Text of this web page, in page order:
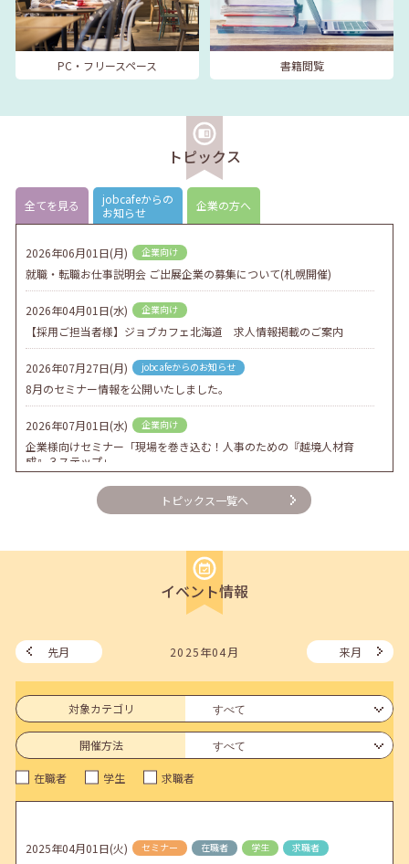
PC・フリースペース 書籍閲覧
トピックス
全てを見る
jobcafeからの
お知らせ
企業の方へ
2026年06月01日(月) 企業向け
就職・転職お仕事説明会 ご出展企業の募集について(札幌開催)
2026年04月01日(水) 企業向け
【採用ご担当者様】ジョブカフェ北海道 求人情報掲載のご案内
2026年07月27日(月) jobcafeからのお知らせ
8月のセミナー情報を公開いたしました。
2026年07月01日(水) 企業向け
企業様向けセミナー「現場を巻き込む！人事のための『越境人材育
成』３ステップ」
2026年06月26日(金) jobcafeからのお知らせ
7月のセミナー情報を公開いたしました。
2026年06月03日(水) jobcafeからのお知らせ
メールカウンセリング、就職決定報告フォーム復旧いたしました。
jobcafeからのお知らせ
についてのお知らせ
2026年04月25日(土) jobcafeからのお知らせ
5月のセミナー情報を公開いたしました。
2026年04月02日(木) jobcafeからのお知らせ
2026年04月01日(水) jobcafeからのお知らせ
トピックス一覧へ
イベント情報
先月 2025年04月 来月
対象カテゴリ
開催方法
在職者 学生 求職者
2025年04月01日(火) セミナー 在職者 学生 求職者